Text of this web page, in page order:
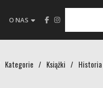
O NAS
Kategorie / Książki / Historia